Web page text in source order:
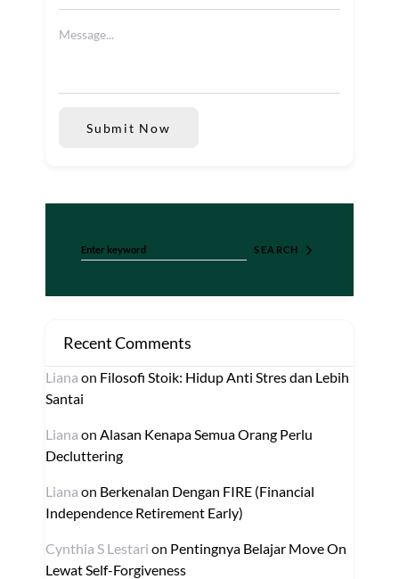
Submit Now
SEARCH
Recent Comments
Liana on Filosofi Stoik: Hidup Anti Stres dan Lebih
Santai
Liana on Alasan Kenapa Semua Orang Perlu
Decluttering
Liana on Berkenalan Dengan FIRE (Financial
Independence Retirement Early)
Cynthia S Lestari on Pentingnya Belajar Move On
Lewat Self-Forgiveness